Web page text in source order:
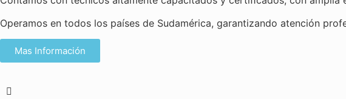
Operamos en todos los países de Sudamérica, garantizando atención
Mas Información